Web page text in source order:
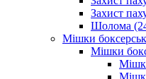
Захист
Шолома
Мішки
Мішки